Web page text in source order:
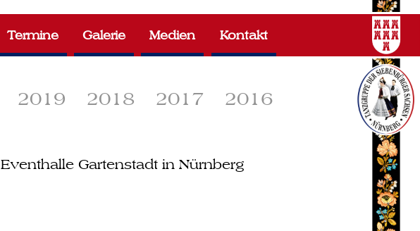
2019 2018 2017
2016
Termine Galerie Medien Kontakt
Gartenstadt in Nürnberg